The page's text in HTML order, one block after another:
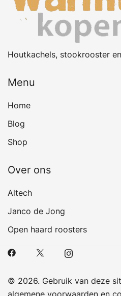
Houtkachels, stookrooster
Menu
Home
Blog
Shop
Over ons
Altech
Janco de Jong
Open haard roosters
© 2026. Gebruik van deze
algemene voorwaarden en